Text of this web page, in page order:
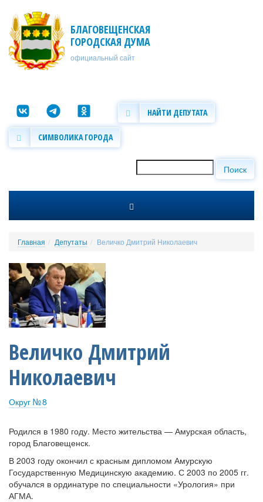
БЛАГОВЕЩЕНСКАЯ
ГОРОДСКАЯ ДУМА
официальный сайт
НАЙТИ ДЕПУТАТА
СИМВОЛИКА ГОРОДА
Форма поиска
Поиск
Главная Депутаты Величко Дмитрий Николаевич
Величко Дмитрий
Николаевич
Округ № 8
Родился в 1980 году. Место жительства — Амурская область,
город Благовещенск.
В 2003 году окончил с красным дипломом Амурскую
Государственную Медицинскую академию. С 2003 по 2005 гг.
обучался в ординатуре по специальности «Урология» при
АГМА.